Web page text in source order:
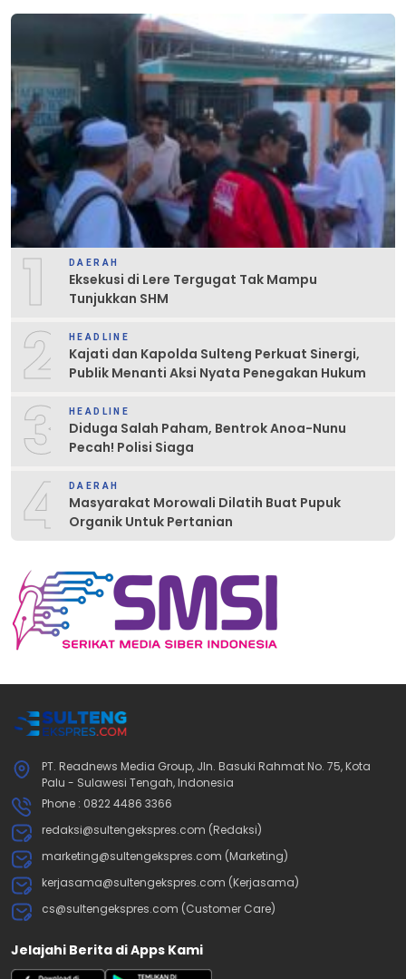
1 DAERAH
Eksekusi di Lere Tergugat Tak Mampu
Tunjukkan SHM
2 HEADLINE
Kajati dan Kapolda Sulteng Perkuat Sinergi,
Publik Menanti Aksi Nyata Penegakan Hukum
3 HEADLINE
Diduga Salah Paham, Bentrok Anoa-Nunu
Pecah! Polisi Siaga
4 DAERAH
Masyarakat Morowali Dilatih Buat Pupuk
Organik Untuk Pertanian
PT. Readnews Media Group, Jln. Basuki Rahmat No. 75, Kota
Palu - Sulawesi Tengah, Indonesia
Phone : 0822 4486 3366
redaksi@sultengekspres.com (Redaksi)
marketing@sultengekspres.com (Marketing)
kerjasama@sultengekspres.com (Kerjasama)
cs@sultengekspres.com (Customer Care)
Jelajahi Berita di Apps Kami